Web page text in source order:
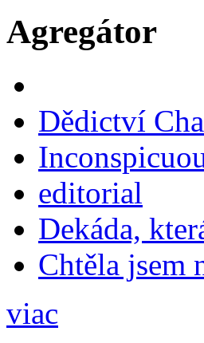
Agregátor
Dědictví
editorial
Dekáda,
Chtěla jsem
viac